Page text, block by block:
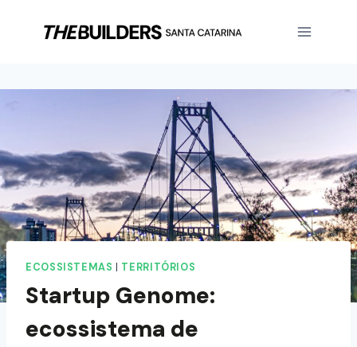
ECOSSISTEMAS TERRITÓRIOS
Startup Genome:
ecossistema de